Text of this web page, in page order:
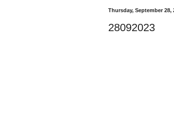
Thursday, September 28,
28092023